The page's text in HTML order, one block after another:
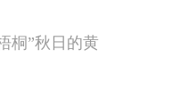
桐”秋日的黄